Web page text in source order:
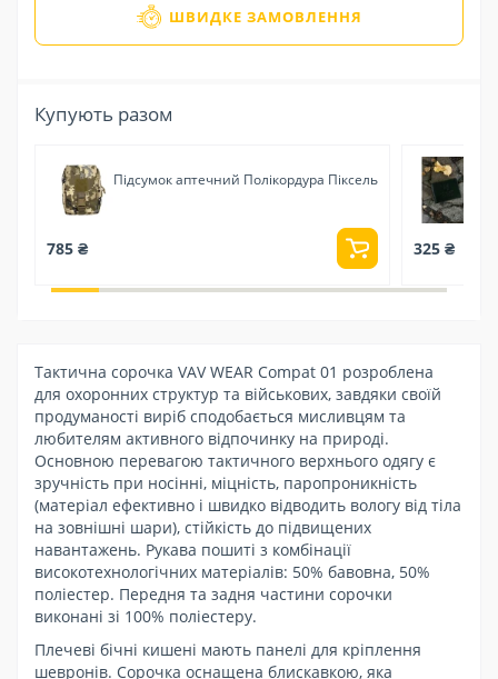
ШВИДКЕ ЗАМОВЛЕННЯ
Купують разом
Підсумок аптечний Полікордура Піксель
785 ₴ 325 ₴
Тактична сорочка VAV WEAR Compat 01 розроблена
для охоронних структур та військових, завдяки своїй
продуманості виріб сподобається мисливцям та
любителям активного відпочинку на природі.
Основною перевагою тактичного верхнього одягу є
зручність при носінні, міцність, паропроникність
(матеріал ефективно і швидко відводить вологу від тіла
на зовнішні шари), стійкість до підвищених
навантажень. Рукава пошиті з комбінації
високотехнологічних матеріалів: 50% бавовна, 50%
поліестер. Передня та задня частини сорочки
виконані зі 100% поліестеру.
Плечеві бічні кишені мають панелі для кріплення
шевронів. Сорочка оснащена блискавкою, яка